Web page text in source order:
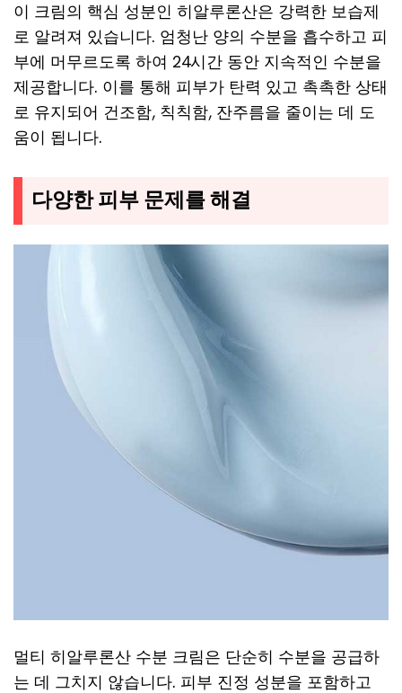
이 크림의 핵심 성분인 히알루론산은 강력한 보습제
로 알려져 있습니다. 엄청난 양의 수분을 흡수하고 피
부에 머무르도록 하여 24시간 동안 지속적인 수분을
제공합니다. 이를 통해 피부가 탄력 있고 촉촉한 상태
로 유지되어 건조함, 칙칙함, 잔주름을 줄이는 데 도
움이 됩니다.
다양한 피부 문제를 해결
멀티 히알루론산 수분 크림은 단순히 수분을 공급하
는 데 그치지 않습니다. 피부 진정 성분을 포함하고